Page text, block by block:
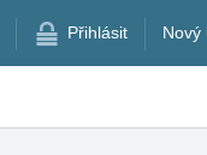
Přihlásit Nový